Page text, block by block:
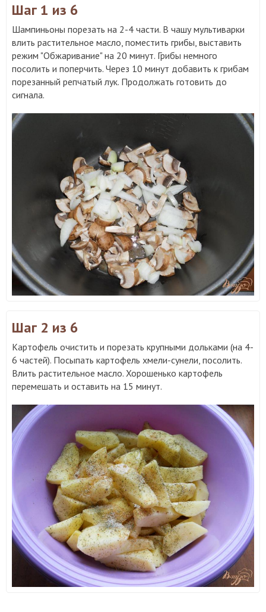
Шаг 1 из 6
Шампиньоны порезать на 2-4 части. В чашу мультиварки
влить растительное масло, поместить грибы, выставить
режим "Обжаривание" на 20 минут. Грибы немного
посолить и поперчить. Через 10 минут добавить к грибам
порезанный репчатый лук. Продолжать готовить до
сигнала.
Шаг 2 из 6
Картофель очистить и порезать крупными дольками (на 4-
6 частей). Посыпать картофель хмели-сунели, посолить.
Влить растительное масло. Хорошенько картофель
перемешать и оставить на 15 минут.